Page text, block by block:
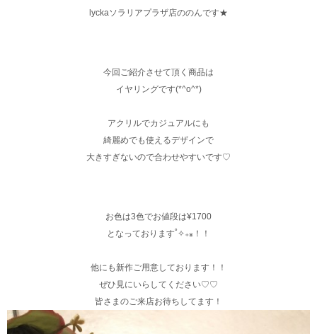
lyckaソラリアプラザ店ののんです★
今回ご紹介させて頂く商品は
イヤリングです(*^o^*)
アクリルでカジュアルにも
綺麗めでも使えるデザインで
大きすぎないので合わせやすいです♡
お色は3色でお値段は¥1700
となっております˚✧₊⁎！！
他にも新作ご用意しております！！
ぜひ見にいらしてください♡♡
皆さまのご来店お待ちしてます！